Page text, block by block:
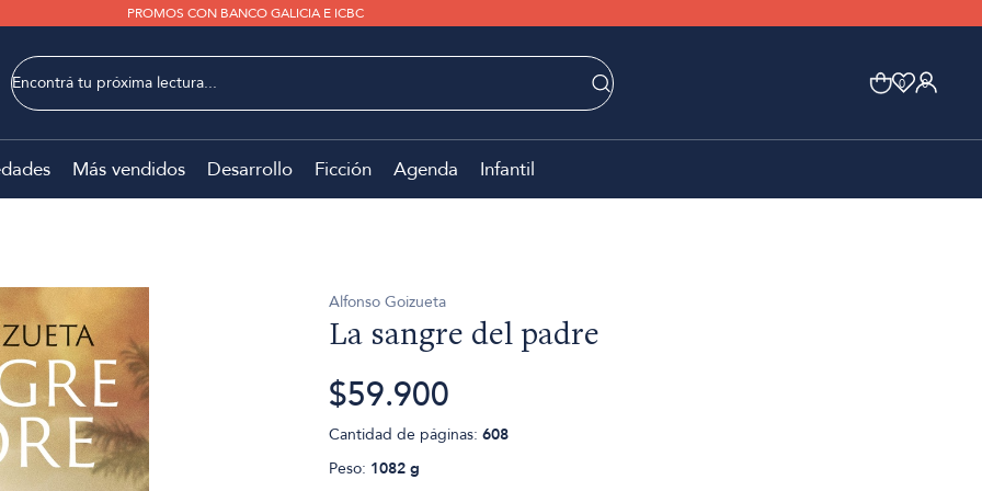
PROMOS CON BANCO GALICIA E ICBC
0 0
Más vendidos Desarrollo Ficción Agenda Infantil
Alfonso Goizueta
La sangre del padre
$59.900
Cantidad de páginas: 608
Peso: 1082 g